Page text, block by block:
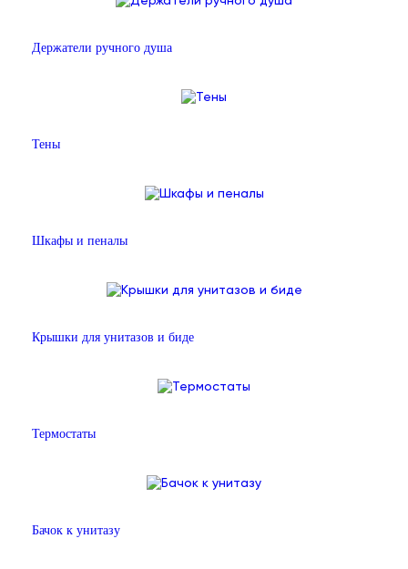
Держатели ручного душа
Тены
Шкафы и пеналы
Крышки для унитазов и биде
Термостаты
Бачок к унитазу